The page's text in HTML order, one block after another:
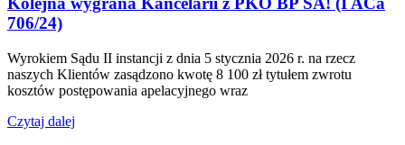
706/24)
Wyrokiem Sądu II instancji z dnia 5 stycznia 2026 r. na rzecz
naszych Klientów zasądzono kwotę 8 100 zł tytułem zwrotu
kosztów postępowania apelacyjnego wraz
Czytaj dalej